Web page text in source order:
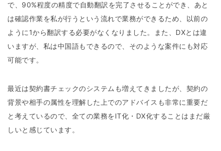
で、90%程度の精度で自動翻訳を完了させることができ、あと
は確認作業を私が行うという流れで業務ができるため、以前の
ように1から翻訳する必要がなくなりました。また、DXとは違
いますが、私は中国語もできるので、そのような案件にも対応
可能です。
最近は契約書チェックのシステムも増えてきましたが、契約の
背景や相手の属性を理解した上でのアドバイスも非常に重要だ
と考えているので、全ての業務をIT化・DX化することはまだ厳
しいと感じています。